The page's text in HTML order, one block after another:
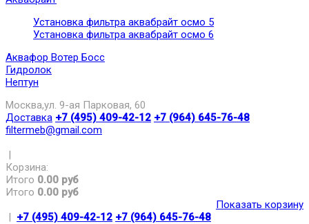
Установка фильтра аквабрайт осмо 5
Установка фильтра аквабрайт осмо 6
Аквафор Вотер Босс
Гидролок
Нептун
Москва,ул. 9-ая Парковая, 60
Доставка +7 (495) 409-42-12 +7 (964) 645-76-48
filtermeb@gmail.com
|
Корзина:
Итого 0.00 руб
Итого 0.00 руб
Показать корзину
| +7 (495) 409-42-12 +7 (964) 645-76-48